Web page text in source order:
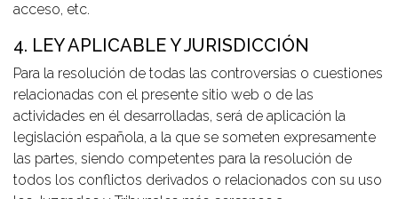
acceso, etc.
4. LEY APLICABLE Y JURISDICCIÓN
Para la resolución de todas las controversias o cuestiones
relacionadas con el presente sitio web o de las
actividades en él desarrolladas, será de aplicación la
legislación española, a la que se someten expresamente
las partes, siendo competentes para la resolución de
todos los conflictos derivados o relacionados con su uso